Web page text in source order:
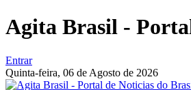
Agita Brasil -
Entrar
Quinta-feira, 06 de Agosto de 2026